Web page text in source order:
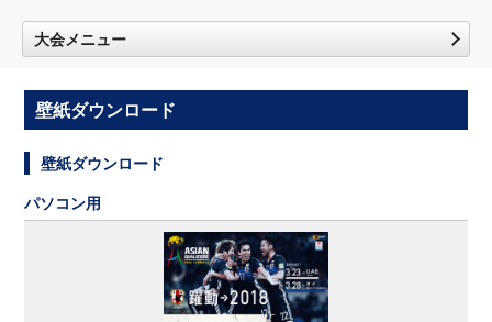
大会メニュー
壁紙ダウンロード
壁紙ダウンロード
パソコン用